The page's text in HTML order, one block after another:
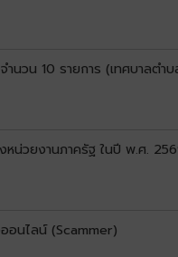
นวน 10 รายการ (เทศบาลตำ
หน่วยงานภาครัฐ ในปี พ.ศ.
อนไลน์ (Scammer)